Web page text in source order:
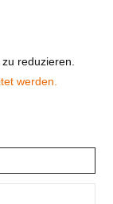
reduzieren.
werden.